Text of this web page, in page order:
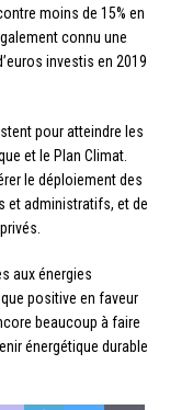
moins de 15% en
connu une
investis en 2019
pour atteindre les
et le Plan Climat.
le déploiement des
et administratifs, et de
aux énergies
positive en faveur
beaucoup à faire
énergétique durable